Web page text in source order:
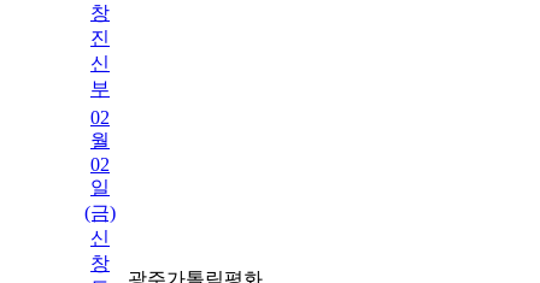
창
진
신
부
02
월
02
일
(금)
신
창
광주가톨릭평화